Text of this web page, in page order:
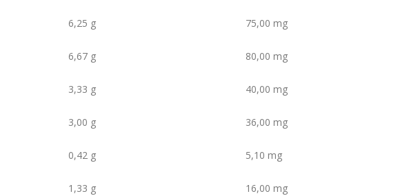
6,25 g 75,00 mg
6,67 g 80,00 mg
3,33 g 40,00 mg
3,00 g 36,00 mg
0,42 g 5,10 mg
1,33 g 16,00 mg